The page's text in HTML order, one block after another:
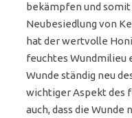
bekämpfen und somit
Neubesiedlung von
hat der wertvolle
feuchtes Wundmilieu
Wunde ständig neu
wichtiger Aspekt des
auch, dass die